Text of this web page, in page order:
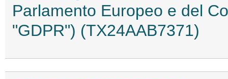
Parlamento Europeo e del
"GDPR") (TX24AAB7371)